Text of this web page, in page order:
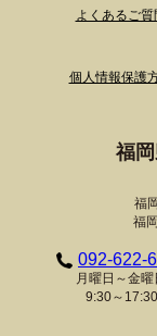
よくあるご質
個人情報保護
福
福
福
092-622-
月曜日～金曜
9:30～17:30